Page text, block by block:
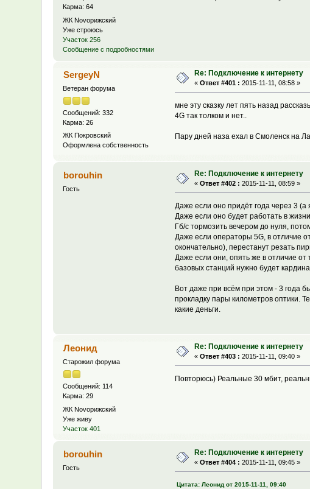
Карма: 64
ЖК Novoрижский
Уже строюсь
Участок 256
Сообщение с подробностями
SergeyN
Ветеран форума
Сообщений: 332
Карма: 26
ЖК Покровский
Оформлена собственность
Re: Подключение к интернету
«Ответ #401 : 2015-11-11, 08:58 »
мне эту сказку лет пять назад
4G так толком и нет..
Пару дней наза ехал в Смоленск на
borouhin
Гость
Re: Подключение к интернету
«Ответ #402 : 2015-11-11, 08:59 »
Даже если оно придёт года через 3
Даже если оно будет работать в
Гб/с тормозить вечером до нуля,
Даже если операторы 5G, в отличие
окончательно), перестанут резать
Даже если они, опять же в отличие
базовых станций нужно будет
Вот даже при всём при этом - 3 года
прокладку пары километров оптики.
какие деньги.
Леонид
Старожил форума
Сообщений: 114
Карма: 29
ЖК Novoрижский
Уже живу
Участок 401
Re: Подключение к интернету
«Ответ #403 : 2015-11-11, 09:40 »
Повторюсь) Реальные 30 мбит,
borouhin
Гость
Re: Подключение к интернету
«Ответ #404 : 2015-11-11, 09:45 »
Цитата: Леонид от 2015-11-11, 09:40